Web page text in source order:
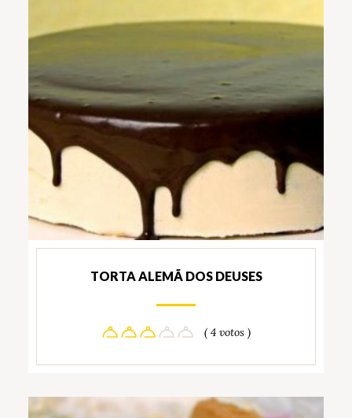
TORTA ALEMÃ DOS DEUSES
( 4 votos )